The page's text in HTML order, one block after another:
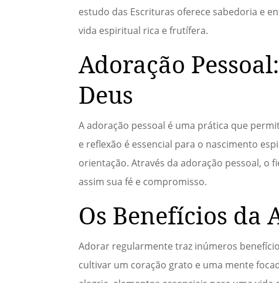
estudo das Escrituras oferece sabedoria e
vida espiritual rica e frutífera.
Adoração
Deus
A adoração pessoal é uma prática que
e reflexão é essencial para o nascimento
orientação. Através da adoração pessoal, o
assim sua fé e compromisso.
Os Benefícios da
Adorar regularmente traz inúmeros
cultivar um coração grato e uma mente